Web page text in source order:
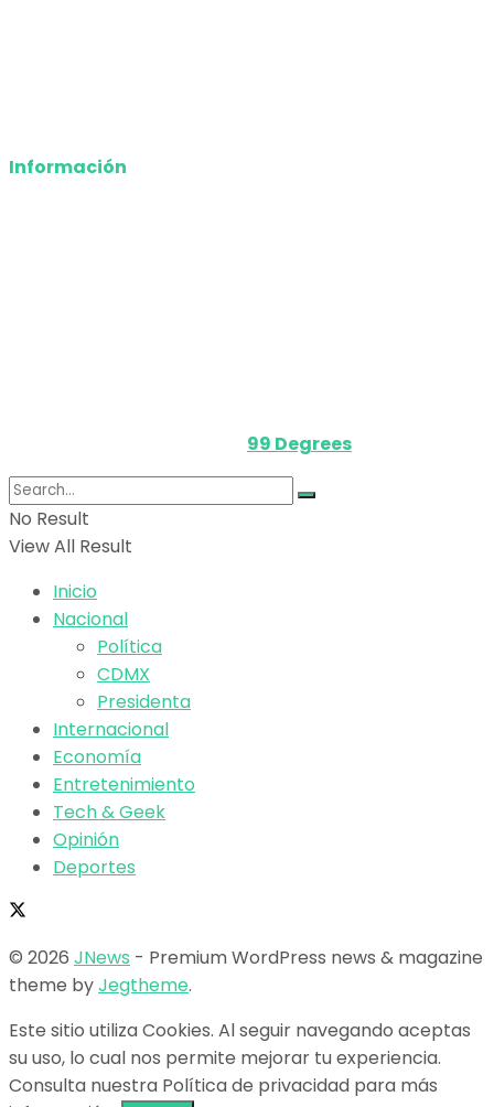
Información
99 Degrees
No Result
View All Result
Inicio
Nacional
Política
CDMX
Presidenta
Internacional
Economía
Entretenimiento
Tech & Geek
Opinión
Deportes
© 2026 JNews - Premium WordPress news & magazine
theme byJegtheme.
Este sitio utiliza Cookies. Al seguir navegando aceptas
su uso, lo cual nos permite mejorar tu experiencia.
Consulta nuestra Política de privacidad para más